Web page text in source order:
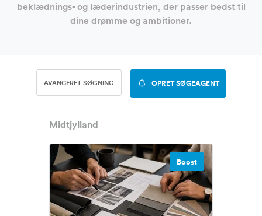
beklædnings- og læderindustrien, der passer bedst til
dine drømme og ambitioner.
AVANCERET SØGNING OPRET SØGEAGENT
Midtjylland
Boost